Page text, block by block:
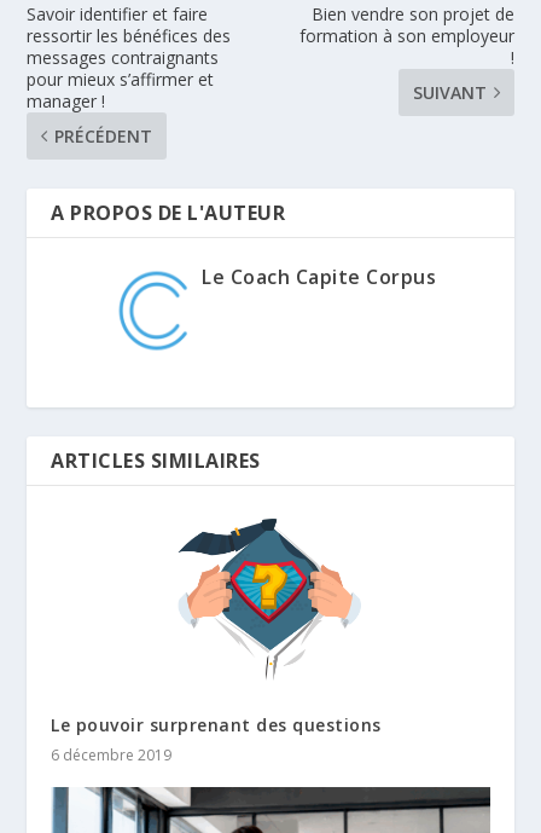
Savoir identifier et faire
ressortir les bénéfices des
messages contraignants
pour mieux s’affirmer et
manager !
PRÉCÉDENT
Bien vendre son projet de
formation à son employeur
!
SUIVANT
A PROPOS DE L'AUTEUR
Le Coach Capite Corpus
ARTICLES SIMILAIRES
Le pouvoir surprenant des questions
6 décembre 2019